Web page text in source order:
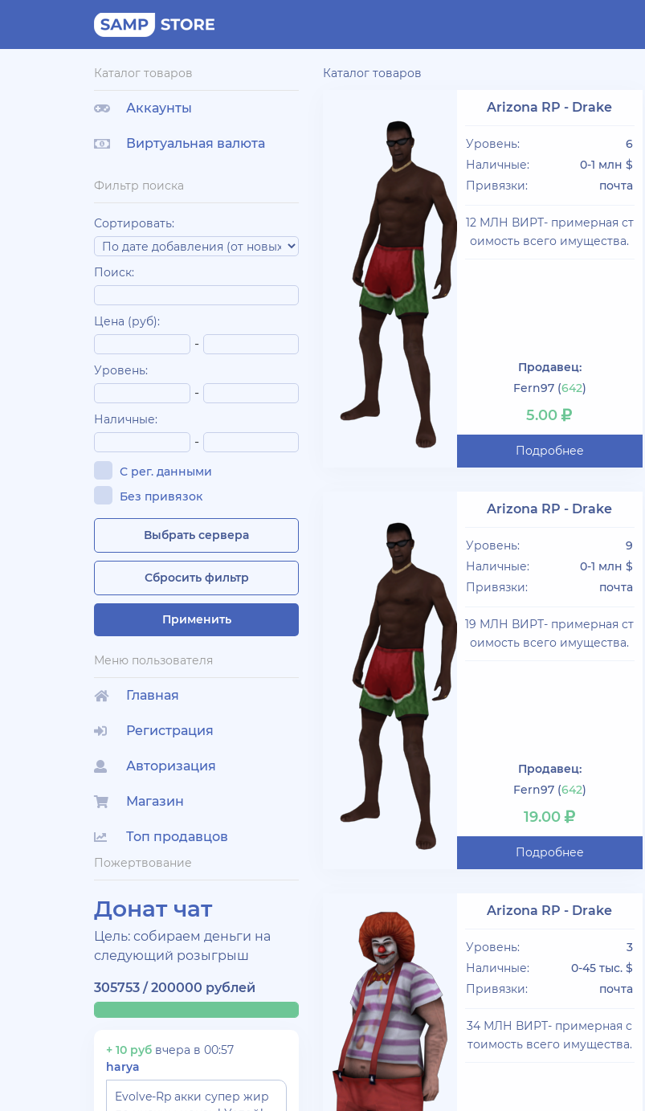
Каталог товаров
Аккаунты
Виртуальная валюта
Фильтр поиска
Сортировать:
Поиск:
Цена (руб):
-
Уровень:
-
Наличные:
-
С рег. данными
Без привязок
Выбрать сервера
Сбросить фильтр
Применить
Меню пользователя
Главная
Регистрация
Авторизация
Магазин
Топ продавцов
Пожертвование
Донат чат
Цель: собираем деньги на
следующий розыгрыш
305753 / 200000 рублей
+ 10 руб вчера в 00:57
harya
Evolve-Rp акки супер жир
Каталог товаров
Arizona RP - Drake
Уровень:
6
Наличные:
0-1 млн $
Привязки:
почта
12 МЛН ВИРТ- примерная ст
оимость всего имущества.
Продавец:
Fern97(642)
5.00
Подробнее
Arizona RP - Drake
Уровень:
9
Наличные:
0-1 млн $
Привязки:
почта
19 МЛН ВИРТ- примерная ст
оимость всего имущества.
Продавец:
Fern97(642)
19.00
Подробнее
Arizona RP - Drake
Уровень:
3
Наличные:
0-45 тыс. $
Привязки:
почта
34 МЛН ВИРТ- примерная с
тоимость всего имущества.